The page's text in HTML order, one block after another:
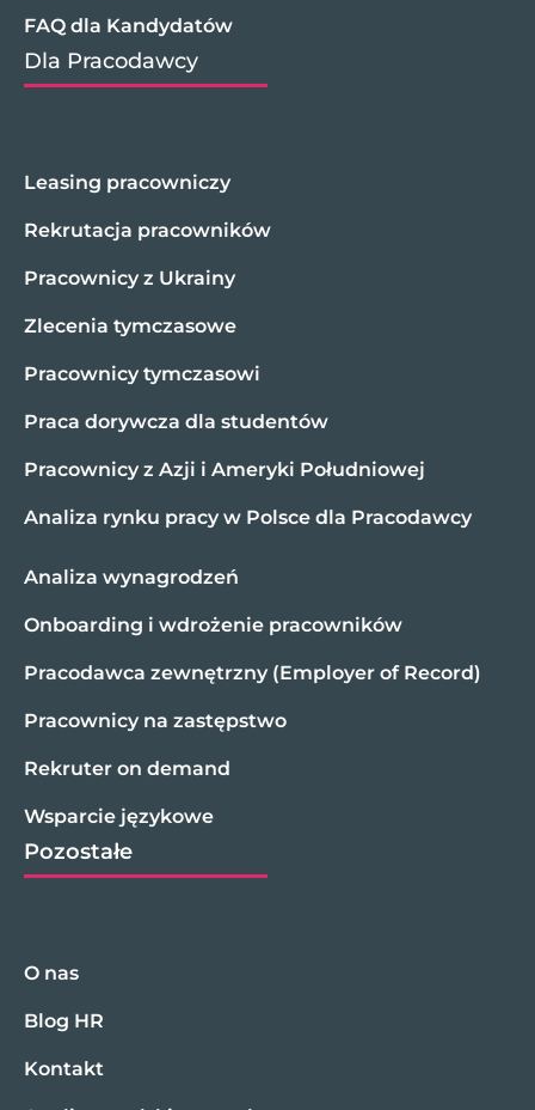
FAQ dla Kandydatów
Dla Pracodawcy
Leasing pracowniczy
Rekrutacja pracowników
Pracownicy z Ukrainy
Zlecenia tymczasowe
Pracownicy tymczasowi
Praca dorywcza dla studentów
Pracownicy z Azji i Ameryki Południowej
Analiza rynku pracy w Polsce dla Pracodawcy
Analiza wynagrodzeń
Onboarding i wdrożenie pracowników
Pracodawca zewnętrzny (Employer of Record)
Pracownicy na zastępstwo
Rekruter on demand
Wsparcie językowe
Pozostałe
O nas
Blog HR
Kontakt